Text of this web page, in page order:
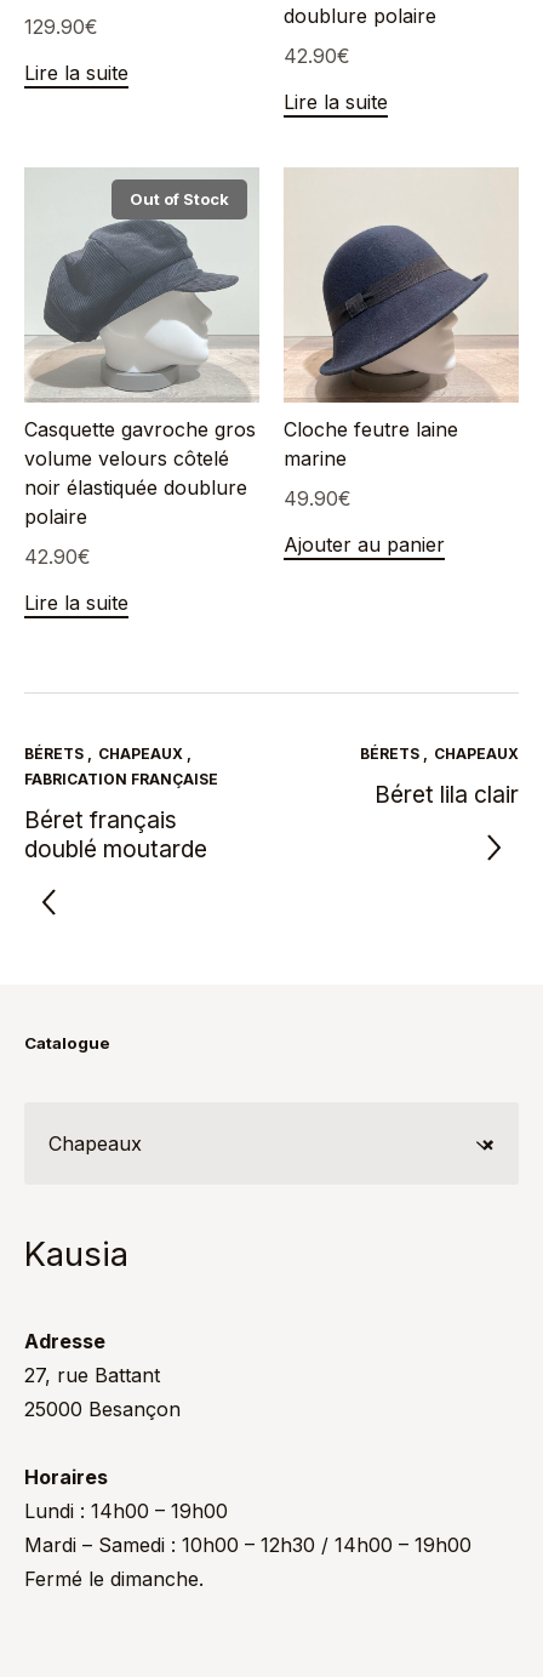
129.90€
Lire la suite
doublure polaire
42.90€
Lire la suite
Out of Stock
Casquette gavroche gros
volume velours côtelé
noir élastiquée doublure
polaire
42.90€
Lire la suite
Cloche feutre laine
marine
49.90€
Ajouter au panier
BÉRETS , CHAPEAUX ,
FABRICATION FRANÇAISE
Béret français
doublé moutarde
BÉRETS , CHAPEAUX
Béret lila clair
Catalogue
×
Chapeaux
Kausia
Adresse
27, rue Battant
25000 Besançon
Horaires
Lundi : 14h00 – 19h00
Mardi – Samedi : 10h00 – 12h30 / 14h00 – 19h00
Fermé le dimanche.